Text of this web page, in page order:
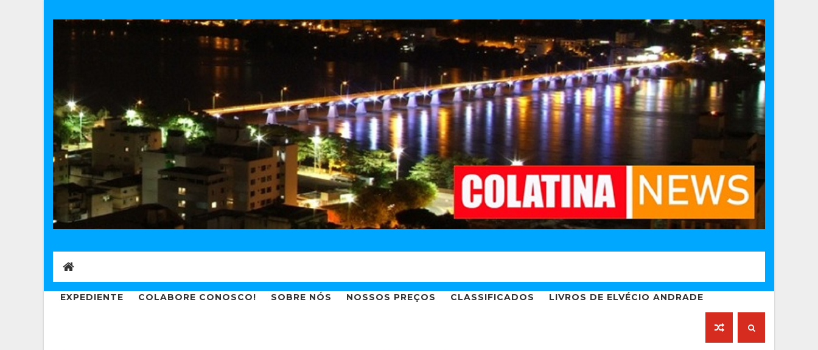
EXPEDIENTE COLABORE CONOSCO! SOBRE NÓS NOSSOS PREÇOS CLASSIFICADOS LIVROS DE ELVÉCIO ANDRADE